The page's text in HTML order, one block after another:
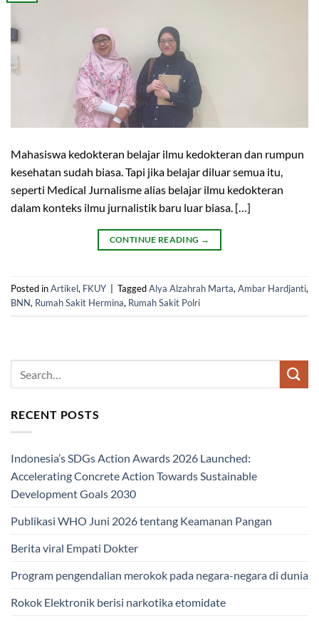
Mahasiswa kedokteran belajar ilmu kedokteran dan rumpun
kesehatan sudah biasa. Tapi jika belajar diluar semua itu,
seperti Medical Jurnalisme alias belajar ilmu kedokteran
dalam konteks ilmu jurnalistik baru luar biasa. […]
CONTINUE READING →
Posted inArtikel, FKUY TaggedAlya Alzahrah Marta,Ambar Hardjanti,
BNN, Rumah Sakit Hermina, Rumah Sakit Polri
RECENT POSTS
Indonesia’s SDGs Action Awards 2026 Launched:
Accelerating Concrete Action Towards Sustainable
Development Goals 2030
Publikasi WHO Juni 2026 tentang Keamanan Pangan
Berita viral Empati Dokter
Program pengendalian merokok pada negara-negara di dunia
Rokok Elektronik berisi narkotika etomidate